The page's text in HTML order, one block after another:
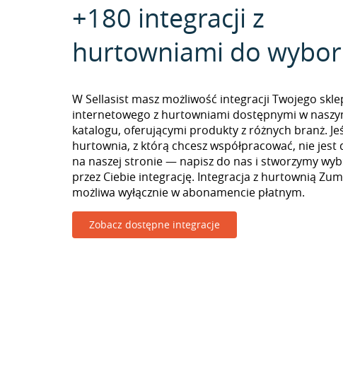
+180 integracji z
hurtowniami do
W Sellasist masz możliwość integracji Twojego
internetowego z hurtowniami dostępnymi w
katalogu, oferującymi produkty z różnych branż.
hurtownia, z którą chcesz współpracować, nie jest
na naszej stronie — napisz do nas i stworzymy
przez Ciebie integrację. Integracja z hurtownią
możliwa wyłącznie w abonamencie płatnym.
Zobacz dostępne integracje